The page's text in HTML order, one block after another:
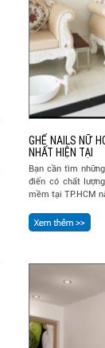
GHẾ NAILS NỮ
NHẤT HIỆN TẠI
Bạn cần tìm
điển có chất
mềm tại TP.HCM